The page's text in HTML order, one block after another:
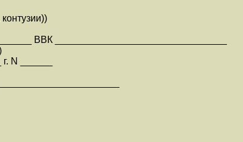
ВВК ________________________________
N ______